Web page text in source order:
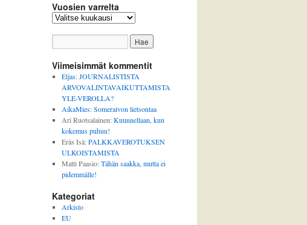
Vuosien varrelta
Vuosien
Viimeisimmät kommentit
Eljas:JOURNALISTISTA
ARVOVALINTAVAIKUTTAMISTA
YLE-VEROLLA?
AikaMies:Someraivon lietsontaa
Ari Ruotsalainen:Kuunnellaan, kun
kokemus puhuu!
Eräs Isä:PALKKAVEROTUKSEN
ULKOISTAMISTA
Matti Paasio:Tähän saakka, mutta ei
pidemmälle!
Kategoriat
Arkisto
EU